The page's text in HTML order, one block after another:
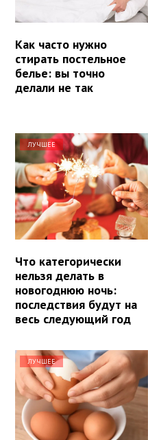
Как часто нужно
стирать постельное
белье: вы точно
делали не так
ЛУЧШЕЕ
Что категорически
нельзя делать в
новогоднюю ночь:
последствия будут на
весь следующий год
ЛУЧШЕЕ